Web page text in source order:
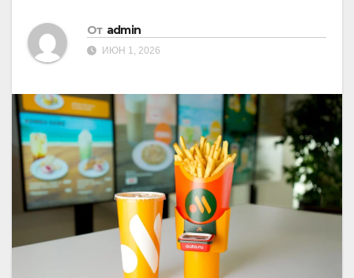
От admin
ИЮН 1, 2026